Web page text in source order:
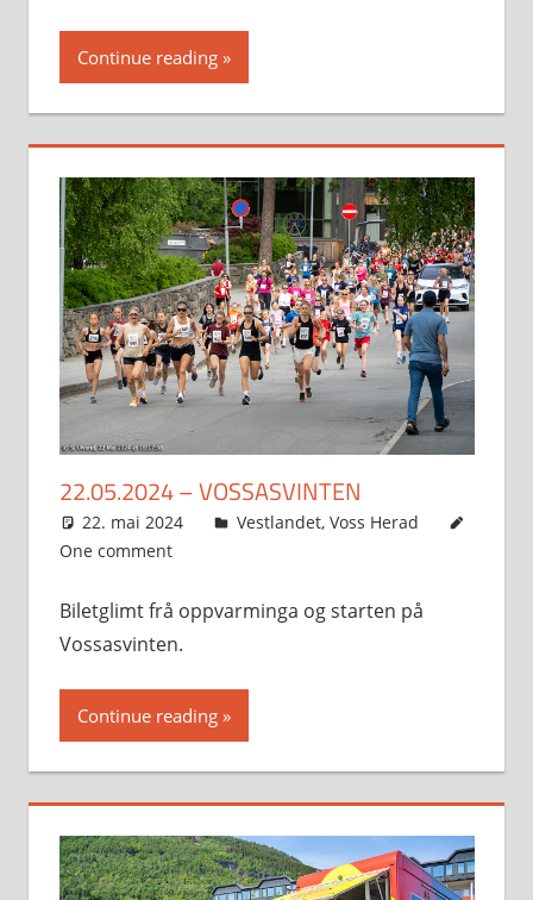
Continue reading
22.05.2024 – VOSSASVINTEN
22. mai 2024 Svein
Vestlandet, Voss Herad
One comment
Biletglimt frå oppvarminga og starten på
Vossasvinten.
Continue reading